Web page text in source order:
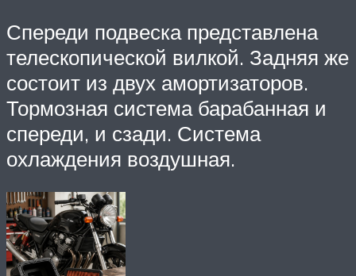
Спереди подвеска представлена
телескопической вилкой. Задняя же
состоит из двух амортизаторов.
Тормозная система барабанная и
спереди, и сзади. Система
охлаждения воздушная.